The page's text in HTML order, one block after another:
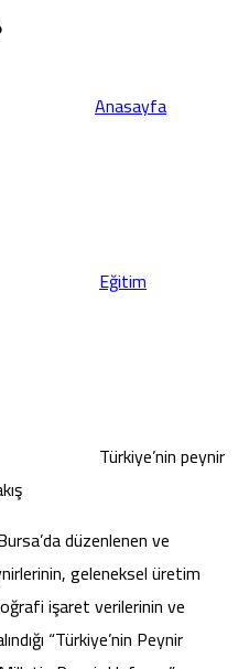
Anasayfa
Eğitim
Türkiye’nin peynir
düzenlenen ve
geleneksel üretim
işaret verilerinin ve
“Türkiye’nin Peynir